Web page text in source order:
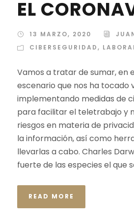
EL
13 MARZO, 2020
CIBERSEGURIDAD,
Vamos a tratar de sumar, en
escenario que nos ha tocado
implementando medidas de
para facilitar el teletrabajo y
riesgos en materia de
la información, así como
llevarlas a cabo. Charles
fuerte de las especies el que
READ MORE